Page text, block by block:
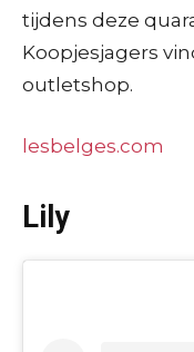
tijdens deze
Koopjesjagers
outletshop.
lesbelges.com
Lily